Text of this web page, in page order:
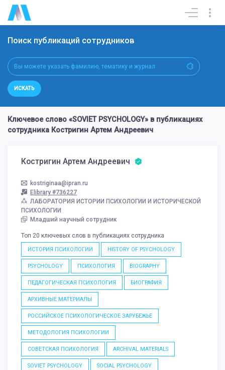
Поиск публикаций сотрудников
ИСКАТЬ
Ключевое слово «SOVIET PSYCHOLOGY» в публикациях
сотрудника Костригин Артем Андреевич
Костригин Артем Андреевич
kostriginaa@ipran.ru
Elibrary #736227
ЛАБОРАТОРИЯ ИСТОРИИ ПСИХОЛОГИИ И ИСТОРИЧЕСКОЙ
ПСИХОЛОГИИ
Младший научный сотрудник
Топ 20 ключевых слов в публикациях сотрудника
ИСТОРИЯ ПСИХОЛОГИИ HISTORY OF PSYCHOLOGY
PSYCHOLOGY ПСИХОЛОГИЯ BIOGRAPHY
ПЕДАГОГИЧЕСКАЯ ПСИХОЛОГИЯ БИОГРАФИЯ
АРХИВНЫЕ МАТЕРИАЛЫ
РОССИЙСКОЕ ПСИХОЛОГИЧЕСКОЕ ЗАРУБЕЖЬЕ
МЕТОДОЛОГИЯ ПСИХОЛОГИИ
СОВЕТСКАЯ ПСИХОЛОГИЯ ARCHIVAL MATERIALS
SOVIET PSYCHOLOGY SOCIAL PSYCHOLOGY